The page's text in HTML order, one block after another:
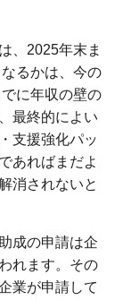
、2025年末ま
るかは、今の
に年収の壁の
最終的によい
支援強化パッ
あればまだよ
消されないと
成の申請は企
れます。その
業が申請して